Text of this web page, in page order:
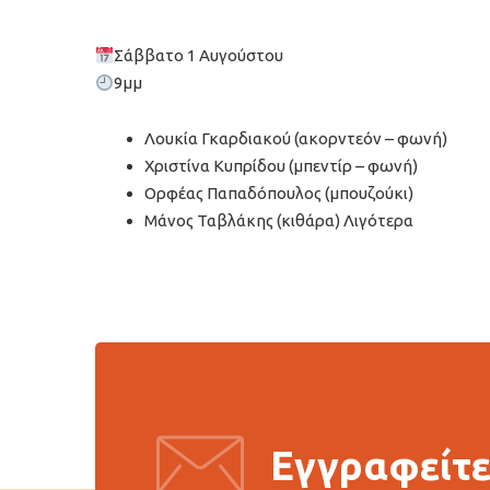
Σάββατο 1 Αυγούστου
9μμ
Λουκία Γκαρδιακού (ακορντεόν – φωνή)
Χριστίνα Κυπρίδου (μπεντίρ – φωνή)
Ορφέας Παπαδόπουλος (μπουζούκι)
Μάνος Ταβλάκης (κιθάρα) Λιγότερα